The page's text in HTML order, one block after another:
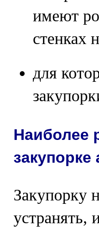
имеют
стенках
для
Наиболее
закупорке
Закупорку
устранять,